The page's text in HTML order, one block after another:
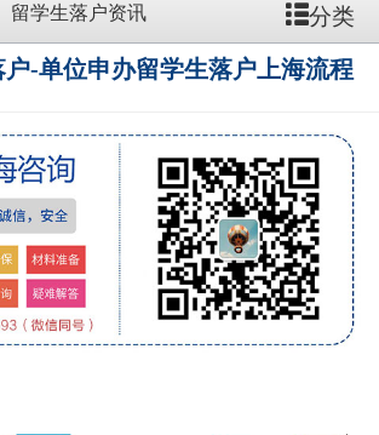
留学生落户资讯 分类
-单位申办留学生落户上海流程